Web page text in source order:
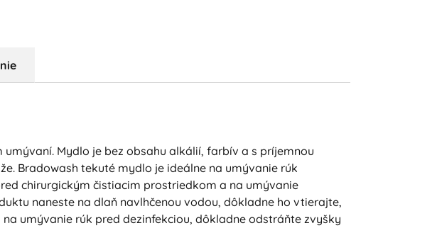
Mydlo je bez obsahu alkálií, farbív a s príjemnou
Bradowash tekuté mydlo je ideálne na umývanie rúk
chirurgickým čistiacim prostriedkom a na umývanie
naneste na dlaň navlhčenou vodou, dôkladne ho vtierajte,
umývanie rúk pred dezinfekciou, dôkladne odstráňte zvyšky